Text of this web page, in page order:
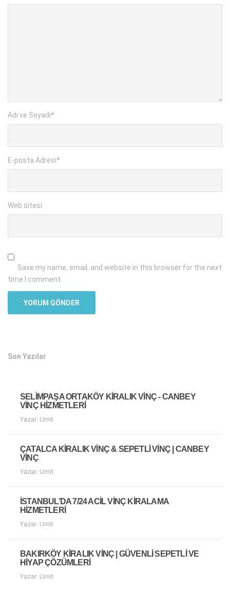
Adı ve Soyadı*
E-posta Adresi*
Web sitesi
Save my name, email, and website in this browser for the next
time I comment.
Son Yazılar
SELIMPAŞA ORTAKÖY KIRALIK VINÇ - CANBEY
VINÇ HIZMETLERI
Yazar: Umit
ÇATALCA KIRALIK VINÇ & SEPETLI VINÇ | CANBEY
VINÇ
Yazar: Umit
İSTANBUL’DA 7/24 ACIL VINÇ KIRALAMA
HIZMETLERI
Yazar: Umit
BAKIRKÖY KIRALIK VINÇ | GÜVENLI SEPETLI VE
HIYAP ÇÖZÜMLERI
Yazar: Umit